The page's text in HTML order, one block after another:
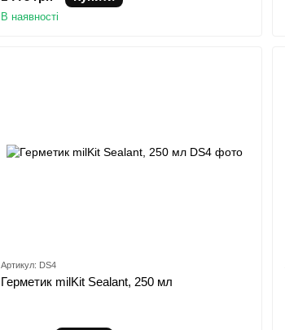
В наявності
Артикул: DS4
Герметик milKit Sealant, 250 мл